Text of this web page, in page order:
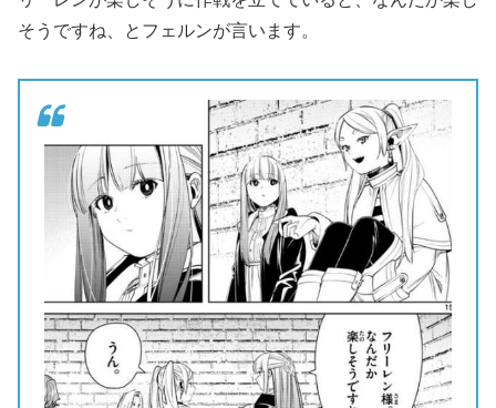
そうですね、とフェルンが言います。